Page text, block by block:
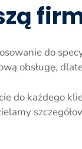
do
obsługę,
do każdego